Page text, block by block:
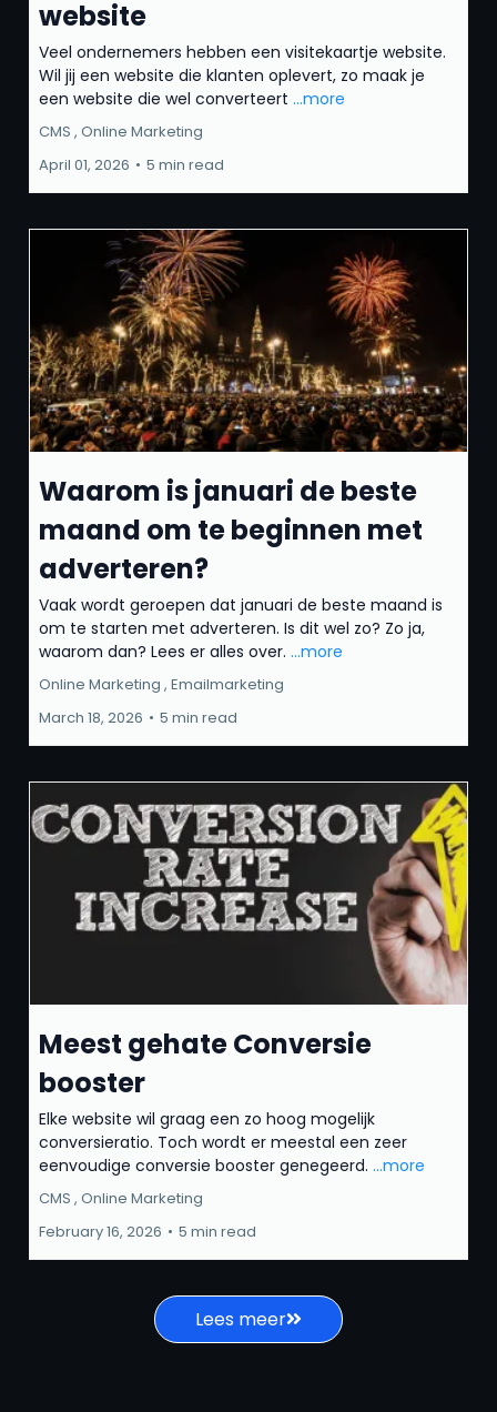
website
Veel ondernemers hebben een visitekaartje website.
Wil jij een website die klanten oplevert, zo maak je
een website die wel converteert ...more
CMS , Online Marketing
April 01, 2026 • 5 min read
Waarom is januari de beste
maand om te beginnen met
adverteren?
Vaak wordt geroepen dat januari de beste maand is
om te starten met adverteren. Is dit wel zo? Zo ja,
waarom dan? Lees er alles over. ...more
Online Marketing , Emailmarketing
March 18, 2026 • 5 min read
Meest gehate Conversie
booster
Elke website wil graag een zo hoog mogelijk
conversieratio. Toch wordt er meestal een zeer
eenvoudige conversie booster genegeerd. ...more
CMS , Online Marketing
February 16, 2026 • 5 min read
Lees meer